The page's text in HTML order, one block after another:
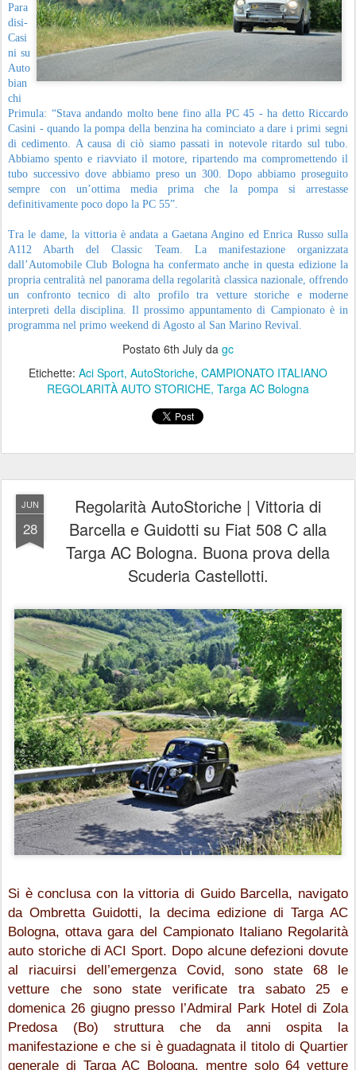
Para
disi-
Casi
ni su
Auto
bian
chi
Primula: “Stava andando molto bene fino alla PC 45 - ha detto Riccardo
Casini - quando la pompa della benzina ha cominciato a dare i primi segni
di cedimento. A causa di ciò siamo passati in notevole ritardo sul tubo.
Abbiamo spento e riavviato il motore, ripartendo ma compromettendo il
tubo successivo dove abbiamo preso un 300. Dopo abbiamo proseguito
sempre con un’ottima media prima che la pompa si arrestasse
definitivamente poco dopo la PC 55”.
Tra le dame, la vittoria è andata a Gaetana Angino ed Enrica Russo sulla
A112 Abarth del Classic Team. La manifestazione organizzata
dall’Automobile Club Bologna ha confermato anche in questa edizione la
propria centralità nel panorama della regolarità classica nazionale, offrendo
un confronto tecnico di alto profilo tra vetture storiche e moderne
interpreti della disciplina. Il prossimo appuntamento di Campionato è in
programma nel primo weekend di Agosto al San Marino Revival.
Postato 6th July da gc
Etichette: Aci Sport AutoStoriche CAMPIONATO ITALIANO
REGOLARITÀ AUTO STORICHE Targa AC Bologna
JUN
28
Regolarità AutoStoriche | Vittoria di
Barcella e Guidotti su Fiat 508 C alla
Targa AC Bologna. Buona prova della
Scuderia Castellotti.
Si è conclusa con la vittoria di Guido Barcella, navigato
da Ombretta Guidotti, la decima edizione di Targa AC
Bologna, ottava gara del Campionato Italiano Regolarità
auto storiche di ACI Sport. Dopo alcune defezioni dovute
al riacuirsi dell’emergenza Covid, sono state 68 le
vetture che sono state verificate tra sabato 25 e
domenica 26 giugno presso l’Admiral Park Hotel di Zola
Predosa (Bo) struttura che da anni ospita la
manifestazione e che si è guadagnata il titolo di Quartier
generale di Targa AC Bologna, mentre solo 64 vetture